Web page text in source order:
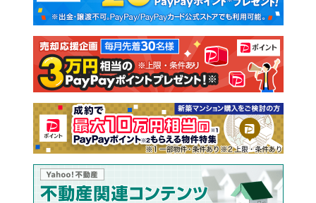
新築一戸建て 中古一戸建て
注文住宅 土地
売却査定